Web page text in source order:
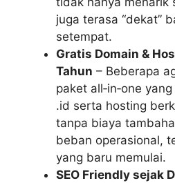
juga terasa “dekat”
setempat.
Gratis Domain &
Tahun – Beberapa
paket all‑in‑one
.id serta hosting
tanpa biaya
beban operasional,
yang baru memulai.
SEO Friendly sejak